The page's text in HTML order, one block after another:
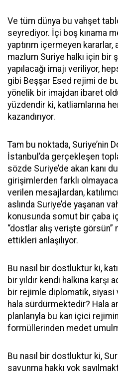
Ve tüm dünya bu vahşet
seyrediyor. İçi boş kınama
yaptırım içermeyen kararlar,
mazlum Suriye halkı için bir
yapılacağı imajı veriliyor,
gibi Beşşar Esed rejimi de
yönelik bir imajdan ibaret
yüzdendir ki, katliamlarına
kazandırıyor.
Tam bu noktada, Suriye’nin
İstanbul’da gerçekleşen
sözde Suriye’de akan kanı
girişimlerden farklı
verilen mesajlardan,
aslında Suriye’de yaşanan
konusunda somut bir çaba
“dostlar alış verişte görsün”
ettikleri anlaşılıyor.
Bu nasıl bir dostluktur ki,
bir yıldır kendi halkına karşı
bir rejimle diplomatik, siyasi
hala sürdürmektedir? Hala
planlarıyla bu kan içici
formüllerinden medet
Bu nasıl bir dostluktur ki,
savunma hakkı yok